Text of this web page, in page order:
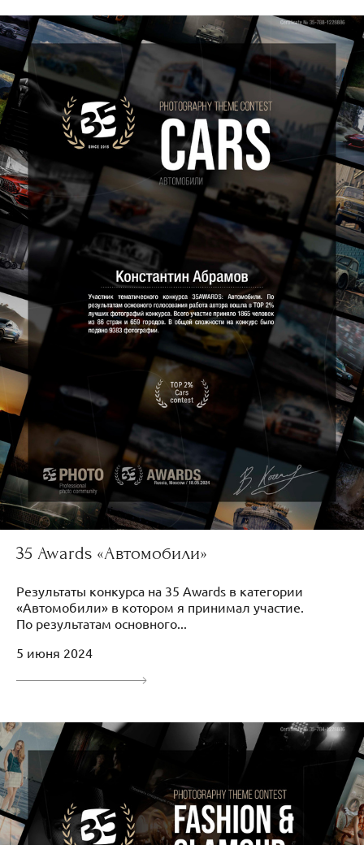
35 Awards «Автомобили»
Результаты конкурса на 35 Awards в категории
«Автомобили» в котором я принимал участие.
По результатам основного...
5 июня 2024